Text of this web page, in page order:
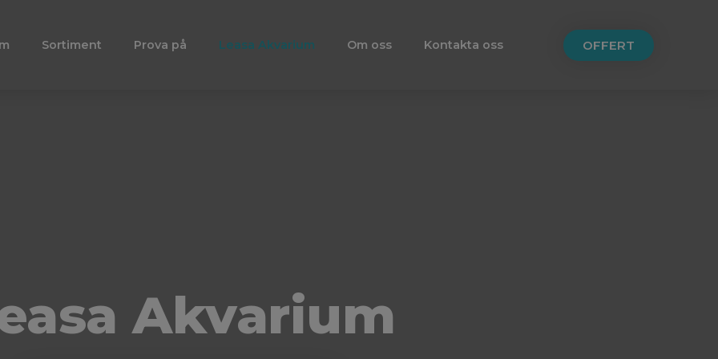
Sortiment Prova på Leasa Akvarium Om oss Kontakta oss OFFERT
Akvarium